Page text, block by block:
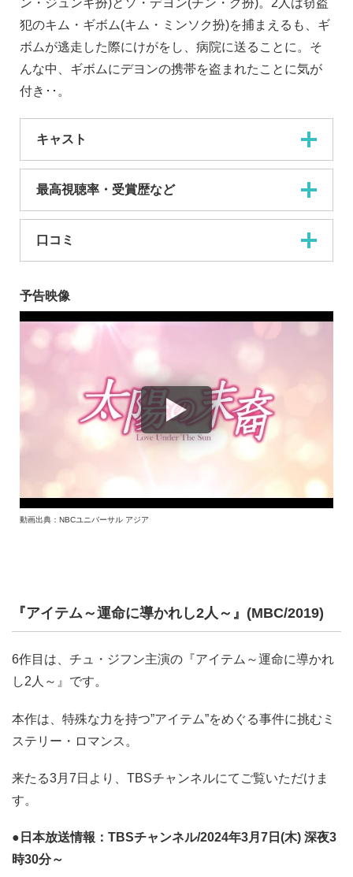
ン・ジュンギ扮)とソ・デヨン(チン・グ扮)。2人は窃盗
犯のキム・ギボム(キム・ミンソク扮)を捕まえるも、ギ
ボムが逃走した際にけがをし、病院に送ることに。そ
んな中、ギボムにデヨンの携帯を盗まれたことに気が
付き･･。
キャスト
最高視聴率・受賞歴など
口コミ
予告映像
動画出典：NBCユニバーサル アジア
『アイテム～運命に導かれし2人～』(MBC/2019)
6作目は、チュ・ジフン主演の『アイテム～運命に導かれ
し2人～』です。
本作は、特殊な力を持つ”アイテム”をめぐる事件に挑むミ
ステリー・ロマンス。
来たる3月7日より、TBSチャンネルにてご覧いただけま
す。
●日本放送情報：TBSチャンネル/2024年3月7日(木) 深夜3
時30分～